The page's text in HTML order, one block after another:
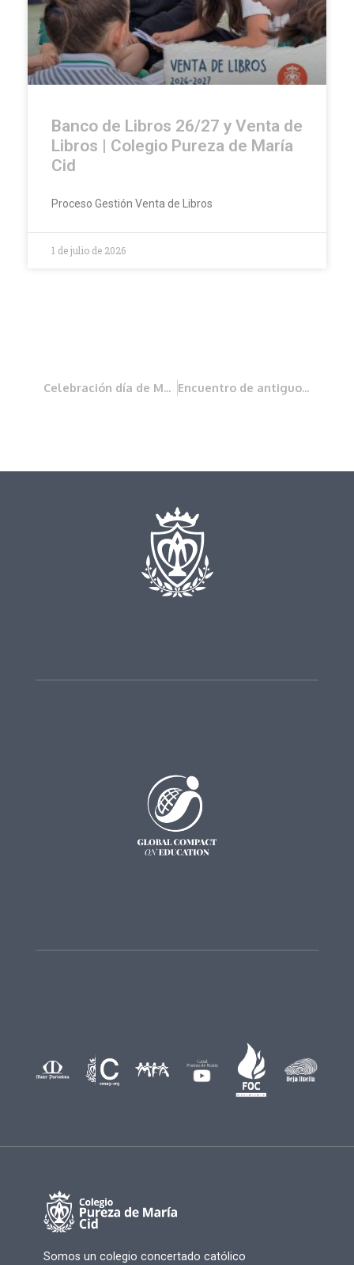
Banco de Libros 26/27 y Venta de
Libros | Colegio Pureza de María
Cid
Proceso Gestión Venta de Libros
1 de julio de 2026
Celebración día de Madre Alberta Encuentro de antiguos/as alumnos/as 2024
Somos un colegio concertado católico